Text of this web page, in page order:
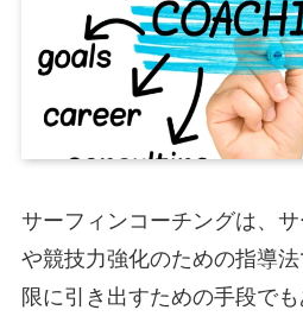
サーフィンコーチングは、
や競技力強化のための指導
限に引き出すための手段でも